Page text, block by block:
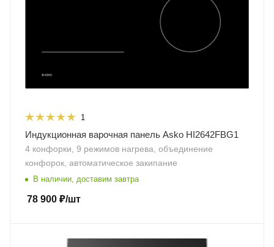
1
Индукционная варочная панель Asko HI2642FBG1
4 конфорки, 9 режимов нагрева, объединение
конфорок, автоматическое закипание
В наличии, доставим завтра
78 900 ₽/шт